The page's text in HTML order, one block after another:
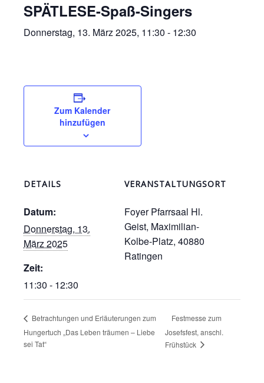
SPÄTLESE-Spaß-Singers
Donnerstag, 13. März 2025, 11:30 - 12:30
Zum Kalender
hinzufügen
DETAILS
Datum:
Donnerstag, 13.
März 2025
Zeit:
11:30 - 12:30
VERANSTALTUNGSORT
Foyer Pfarrsaal Hl.
Geist, Maximilian-
Kolbe-Platz, 40880
Ratingen
Betrachtungen und Erläuterungen zum
Hungertuch „Das Leben träumen – Liebe
sei Tat“
Festmesse zum
Josefsfest, anschl.
Frühstück